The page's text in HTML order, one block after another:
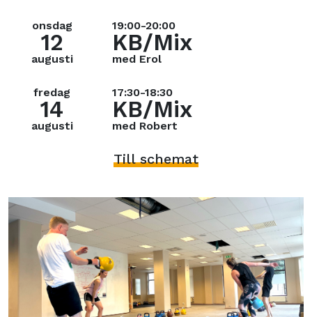
onsdag
12
augusti
19:00-20:00
KB/Mix
med Erol
fredag
14
augusti
17:30-18:30
KB/Mix
med Robert
Till schemat